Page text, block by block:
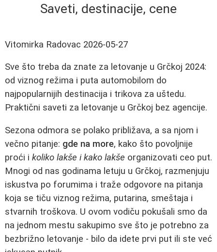
Saveti, destinacije, cene
Vitomirka Radovac 2026-05-27
Sve što treba da znate za letovanje u Grčkoj 2024:
od viznog režima i puta automobilom do
najpopularnijih destinacija i trikova za uštedu.
Praktični saveti za letovanje u Grčkoj bez agencije.
Sezona odmora se polako približava, a sa njom i
večno pitanje: gde na more, kako što povoljnije
proći i koliko lakše i kako lakše organizovati ceo put.
Mnogi od nas godinama letuju u Grčkoj, razmenjuju
iskustva po forumima i traže odgovore na pitanja
koja se tiču viznog režima, putarina, smeštaja i
stvarnih troškova. U ovom vodiču pokušali smo da
na jednom mestu sakupimo sve što je potrebno za
bezbrižno letovanje - bilo da idete prvi put ili ste već